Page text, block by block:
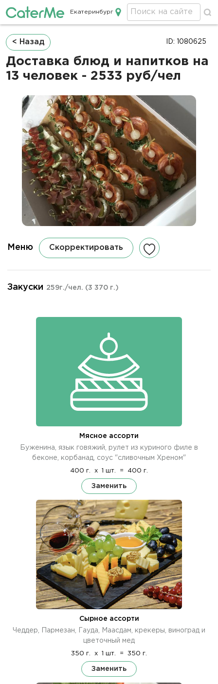
Кейтеринг в Екатеринбурге
Екатеринбург
Строка
навигации
< Назад
Доставка блюд и напитков на
13 человек - 2533 руб/чел
ID: 1080625
Меню Скорректировать
Закуски 259г./чел. (3 370 г.)
Мясное ассорти
Буженина, язык говяжий, рулет из куриного филе в
беконе, корбанад, соус "сливочным Хреном"
400 г. x 1 шт. = 400 г.
Заменить
Сырное ассорти
Чеддер, Пармезан, Гауда, Маасдам, крекеры, виноград и
цветочный мед
350 г. x 1 шт. = 350 г.
Заменить